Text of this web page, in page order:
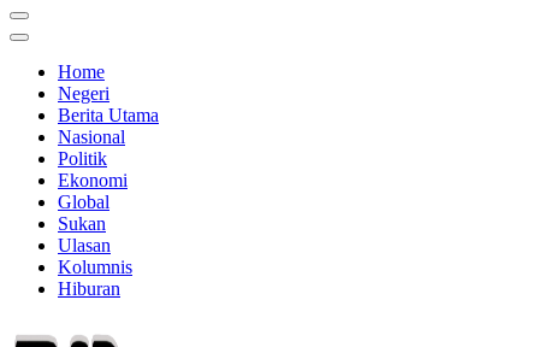
Home
Negeri
Berita Utama
Nasional
Politik
Ekonomi
Global
Sukan
Ulasan
Kolumnis
Hiburan